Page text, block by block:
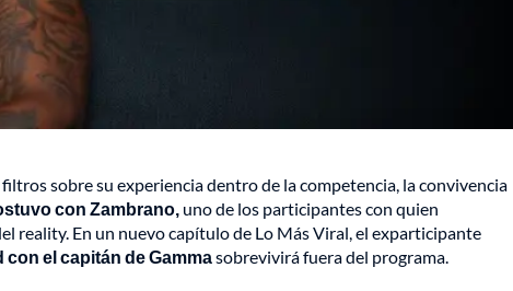
sobre su experiencia dentro de la competencia, la convivencia
con Zambrano, uno de los participantes con quien
reality. En un nuevo capítulo de Lo Más Viral, el exparticipante
con el capitán de Gammasobrevivirá fuera del programa.